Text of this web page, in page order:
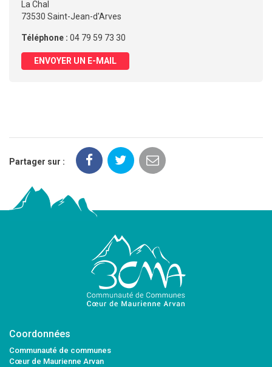
La Chal
73530 Saint-Jean-d'Arves
Téléphone : 04 79 59 73 30
ENVOYER UN E-MAIL
Partager sur :
Coordonnées
Communauté de communes
Cœur de Maurienne Arvan